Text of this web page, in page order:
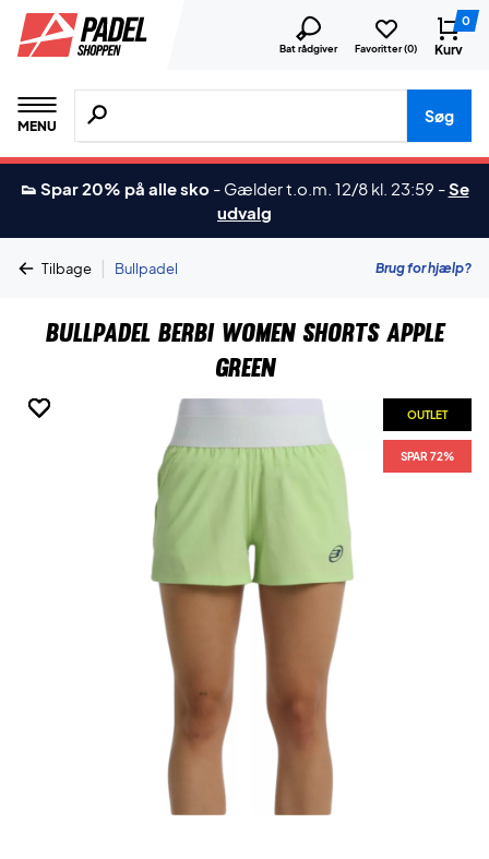
Bat rådgiver Favoritter (0)
0
Kurv
MENU
Søg efter produkter, mærker etc.
Søg
👟 Spar 20% på alle sko - Gælder t.o.m. 12/8 kl. 23:59 -Se
udvalg
Tilbage | Bullpadel Brug for hjælp?
Bullpadel Berbi Women Shorts Apple
Green
OUTLET
SPAR 72%
OUTLET
SPAR 72%
OUTLET
SPAR 72%
OUTLET
SPAR 72%
OUTLET
SPAR 72%